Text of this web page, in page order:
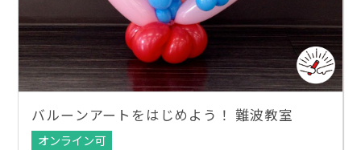
バルーンアートをはじめよう！ 難波教室
オンライン可